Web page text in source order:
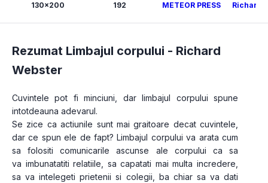
130x200 192 METEOR PRESS Richard
Rezumat Limbajul corpului - Richard
Webster
Cuvintele pot fi minciuni, dar limbajul corpului spune
intotdeauna adevarul.
Se zice ca actiunile sunt mai graitoare decat cuvintele,
dar ce spun ele de fapt? Limbajul corpului va arata cum
sa folositi comunicarile ascunse ale corpului ca sa
va imbunatatiti relatiile, sa capatati mai multa incredere,
sa va intelegeti prietenii si colegii, ba chiar sa va dati